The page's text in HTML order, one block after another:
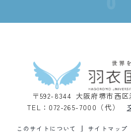
〒592-8344 大阪府堺市西
TEL：072-265-7000（代）
このサイトについて サイトマップ